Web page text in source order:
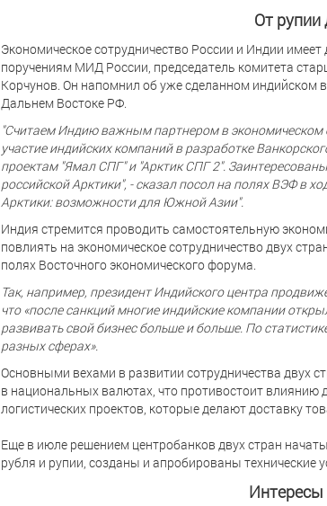
От рупии
Экономическое сотрудничество России и Индии
поручениям МИД России, председатель комитета
Корчунов. Он напомнил об уже сделанном
Дальнем Востоке РФ.
"Считаем Индию важным партнером в
участие индийских компаний в разработке
проектам "Ямал СПГ" и "Арктик СПГ 2".
российской Арктики", - сказал посол на полях ВЭФ в
Арктики: возможности для Южной Азии".
Индия стремится проводить самостоятельную
повлиять на экономическое сотрудничество двух
полях Восточного экономического форума.
Так, например, президент Индийского центра
что «после санкций многие индийские компании
развивать свой бизнес больше и больше. По
разных сферах».
Основными вехами в развитии сотрудничества двух
в национальных валютах, что противостоит влиянию
логистических проектов, которые делают доставку
Еще в июле решением центробанков двух стран
рубля и рупии, созданы и апробированы технические
Интересы